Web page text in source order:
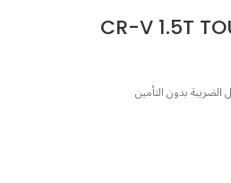
CR-V 1.5T
بدون التأمين